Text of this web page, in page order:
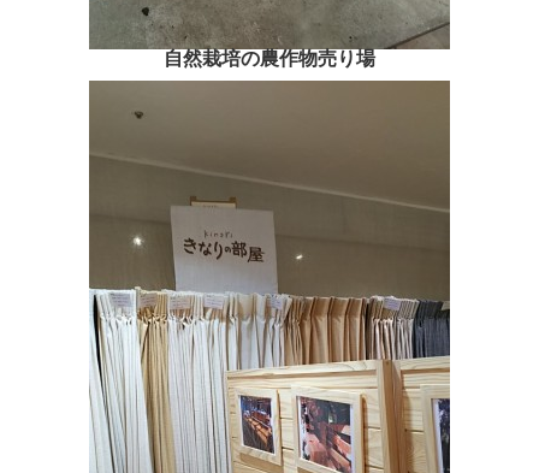
自然栽培の農作物売り場